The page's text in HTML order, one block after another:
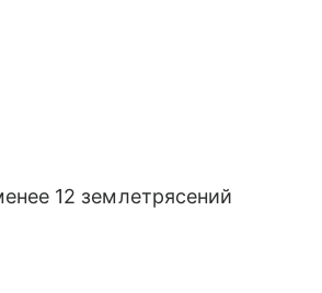
12 землетрясений